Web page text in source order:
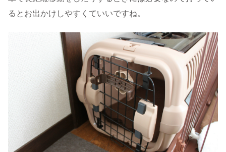
るとお出かけしやすくていいですね。